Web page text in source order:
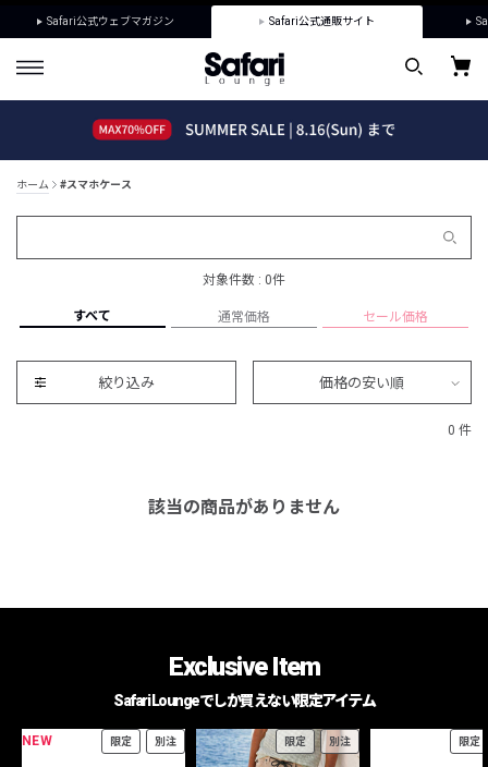
Safari公式ウェブマガジン Safari公式通販サイト
ホーム #スマホケース
対象件数 : 0件
すべて 通常価格 セール価格
絞り込み 価格の安い順
0 件
該当の商品がありません
Exclusive Item
Safari Loungeでしか買えない限定アイテム
NEW 限定 別注 限定 別注 限定